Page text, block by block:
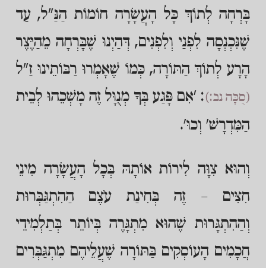
בָּרְחָה לְתוֹךְ כָּל הָעֲשָׂרָה חוֹמוֹת הַנַּ"ל, עַד
שֶׁנִּכְנְסָה לִפְנַי וְלִפְנִים, דְּהַיְנוּ שֶׁבָּרְחָה מֵהַיֶּצֶר
הָרָע לְתוֹךְ הַתּוֹרָה, כְּמוֹ שֶׁאָמְרוּ רַבּוֹתֵינוּ זַ"ל
(סֻכָּה נב:): 'אִם פָּגַע בְּךָ מְנֻוָּל זֶה מָשְׁכֵהוּ לְבֵית
הַמִּדְרָשׁ' וְכוּ'.
וְהוּא צִוָּה לִירוֹת אוֹתָהּ בְּכָל הָעֲשָׂרָה מִינֵי
חִצִּים – זֶה בְּחִינַת עֹצֶם הַהִתְגַּבְּרוּת
וְהַהִתְגָּרוּת שֶׁהוּא מִתְגָּרֶה בְּיוֹתֵר בְּתַלְמִידֵי
חֲכָמִים הָעוֹסְקִים בַּתּוֹרָה שֶׁעֲלֵיהֶם מִתְגַּבְּרִים